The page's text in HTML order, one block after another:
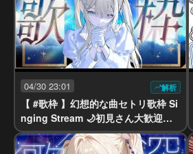
04/30 23:01 解析
【 #歌枠 】幻想的な曲セトリ歌枠 Si
nging Stream 🌙初見さん大歓迎【y
ayamugi】【VTuber】